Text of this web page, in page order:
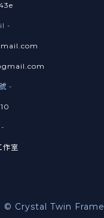
-
-
作室
© Crystal Twin Frame